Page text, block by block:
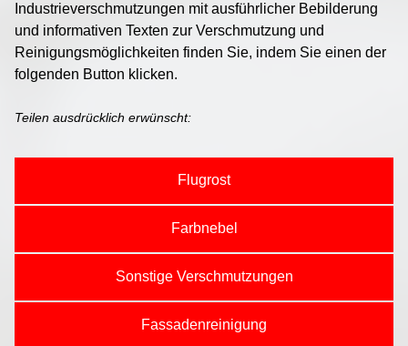
Industrieverschmutzungen mit ausführlicher Bebilderung
und informativen Texten zur Verschmutzung und
Reinigungsmöglichkeiten finden Sie, indem Sie einen der
folgenden Button klicken.
Teilen ausdrücklich erwünscht:
Flugrost
Farbnebel
Sonstige Verschmutzungen
Fassadenreinigung